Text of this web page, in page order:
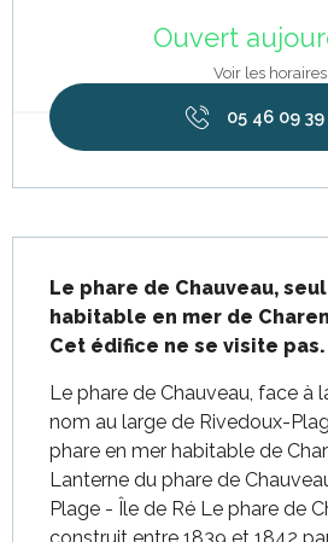
Ouvert
Voir les horaires
05 46 09 39
Le phare de Chauveau,
habitable en mer de
Cet édifice ne se visite pas.
Le phare de Chauveau, face à
nom au large de Rivedoux-
phare en mer habitable de
Lanterne du phare de
Plage - Île de Ré Le phare de